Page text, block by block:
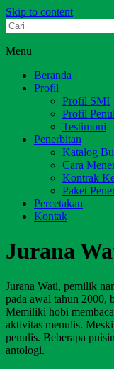
Skip to content
Dari Jambi untuk
Menu
Beranda
Profil
Profil SMI
Profil
Testimoni
Penerbitan
Katalog
Cara
Kontrak
Paket
Percetakan
Kontak
Jurana
Jurana Wati, pemilik
pada awal tahun 2000,
Memiliki hobi
aktivitas menulis.
penulis. Beberapa
antologi.